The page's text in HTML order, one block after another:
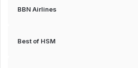
BBN Airlines
Best of HSM